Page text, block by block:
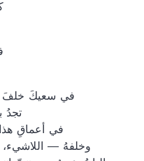
في سعيكَ خلفَ
تجدُ
في أعماقِ هذا
وخلفهُ — اللاشيء،